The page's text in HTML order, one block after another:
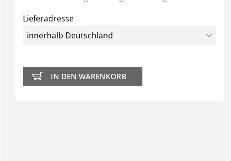
Lieferadresse